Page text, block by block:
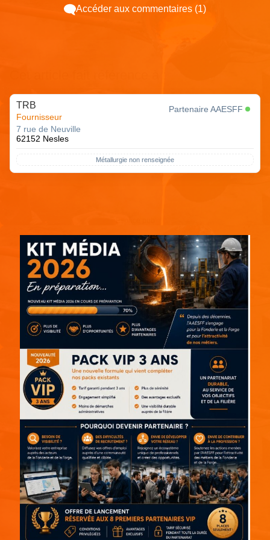
Accéder aux commentaires (1)
TRB
Fournisseur
Partenaire AAESFF
7 rue de Neuville
62152 Nesles
Métallurgie non renseignée